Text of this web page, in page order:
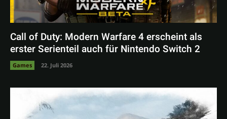
Call of Duty: Modern Warfare 4 erscheint als
erster Serienteil auch für Nintendo Switch 2
Games 22. Juli 2026